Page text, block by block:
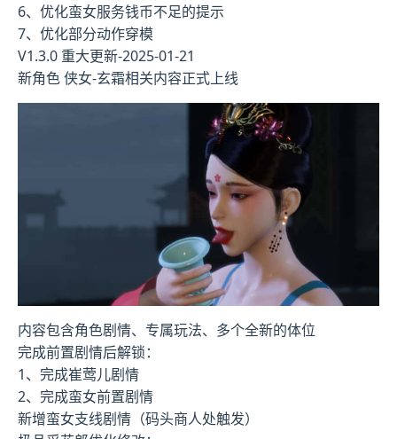
6、优化蛮女服务钱币不足的提示
7、优化部分动作穿模
V1.3.0 重大更新-2025-01-21
新角色 侠女-玄霜相关内容正式上线
内容包含角色剧情、专属玩法、多个全新的体位
完成前置剧情后解锁：
1、完成崔莺儿剧情
2、完成蛮女前置剧情
新增蛮女支线剧情（码头商人处触发）